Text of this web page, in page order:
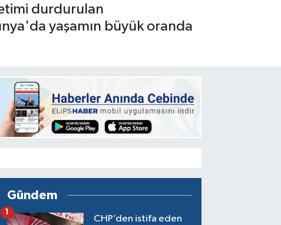
durdurulan
yaşamın büyük oranda
Gündem
CHP’den istifa eden
1